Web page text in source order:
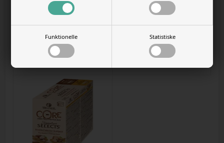
Funktionelle Statistiske
Signature Core kattemad - Selects
Chunky Selection Multipack - 8stk
Varenr.4102023g
DKK 130,00
Signature Core kattemad - Selects
Flaked Selection Multipack - 8stk
Varenr. 4102023h
DKK 130,00